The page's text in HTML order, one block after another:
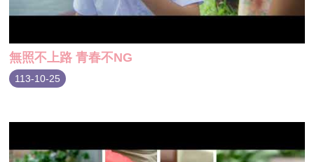
無照不上路 青春不NG
113-10-25